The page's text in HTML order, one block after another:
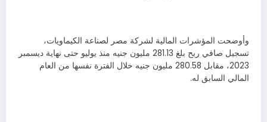
وأوضحت المؤشرات المالية لشركة مصر لصناعة الكيماويات،
تسجيل صافي ربح بلغ 281.13 مليون جنيه منذ يوليو حتى نهاية ديسمبر
2023، مقابل 280.58 مليون جنيه خلال الفترة نفسها من العام
المالي السابق له.